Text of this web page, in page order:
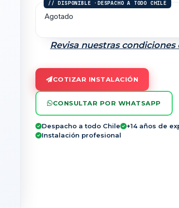
Agotado
Revisa nuestras condiciones
COTIZAR INSTALACIÓN
CONSULTAR POR WHATSAPP
Despacho a todo Chile
+14 años de
Instalación profesional